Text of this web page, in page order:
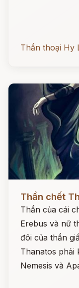
Thần thoại Hy
Đọc ngay
Thần chết
Thần của cái
Erebus và nữ
đôi của thần
Thanatos phải
Nemesis và